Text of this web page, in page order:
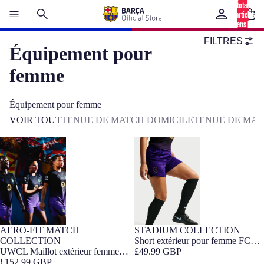
total
d’articles
dans le
Équipement pour
femme
Équipement pour femme
FILTRES
VOIR TOUTTENUE DE MATCH DOMICILETENUE DE
UWCL Maillot extérieur femme
26/27 FC Barcelona x Kobe
Bryant - Édition Joueur
NOUVEAUTÉ
FIT FEMME
Édition Joueur
AERO-FIT MATCH
COLLECTION
UWCL Maillot extérieur femme
Short extérieur pour femme FC
Barcelona x Kobe Bryant 26/27
NOUVEAUTÉ
STADIUM COLLECTION
Short extérieur pour femme FC
Barcelona x Kobe Bryant 26/27
£49.99 GBP